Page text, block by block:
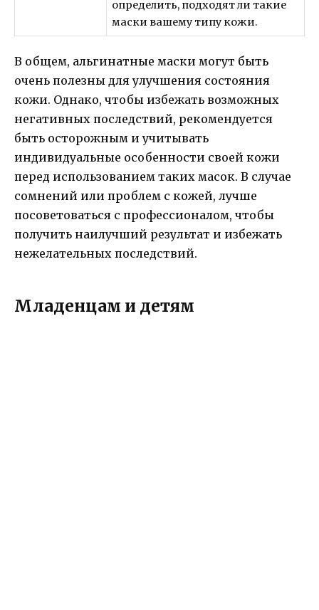
определить, подходят ли такие
маски вашему типу кожи.
В общем, альгинатные маски могут быть
очень полезны для улучшения состояния
кожи. Однако, чтобы избежать возможных
негативных последствий, рекомендуется
быть осторожным и учитывать
индивидуальные особенности своей кожи
перед использованием таких масок. В случае
сомнений или проблем с кожей, лучше
посоветоваться с профессионалом, чтобы
получить наилучший результат и избежать
нежелательных последствий.
Младенцам и детям